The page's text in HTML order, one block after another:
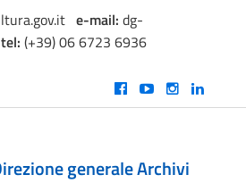
e-mail: dg-
tel: (+39) 06 6723 6936
generale Archivi